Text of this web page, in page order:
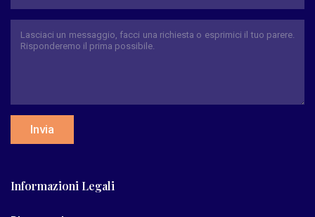
Invia
Informazioni Legali